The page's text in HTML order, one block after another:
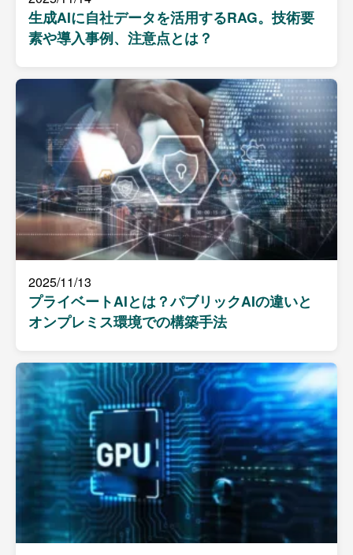
生成AIに自社データを活用するRAG。技術要
素や導入事例、注意点とは？
2025/11/13
プライベートAIとは？パブリックAIの違いと
オンプレミス環境での構築手法